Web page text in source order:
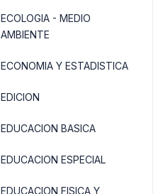
ECOLOGIA - MEDIO
AMBIENTE
ECONOMIA Y ESTADISTICA
EDICION
EDUCACION BASICA
EDUCACION ESPECIAL
EDUCACION FISICA Y